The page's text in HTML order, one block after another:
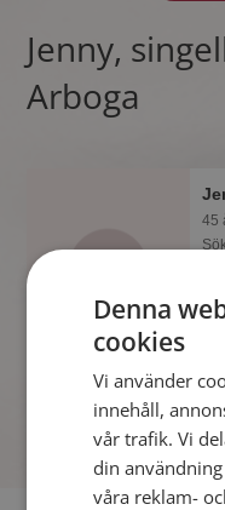
Jenny,
Arboga
45
Denna
cookies
Vi använder
innehåll,
vår trafik. Vi
din
våra reklam-